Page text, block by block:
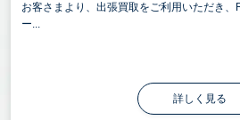
お客さまより、出張買取をご利用いただき、
ー...
詳しく見る